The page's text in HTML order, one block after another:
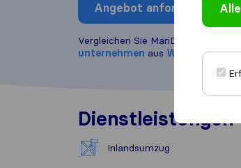
Angebot anfordern
Vergleichen Sie MariDan Bulgaria
unternehmen aus Wienn
Dienstleistungen
Inlandsumzug